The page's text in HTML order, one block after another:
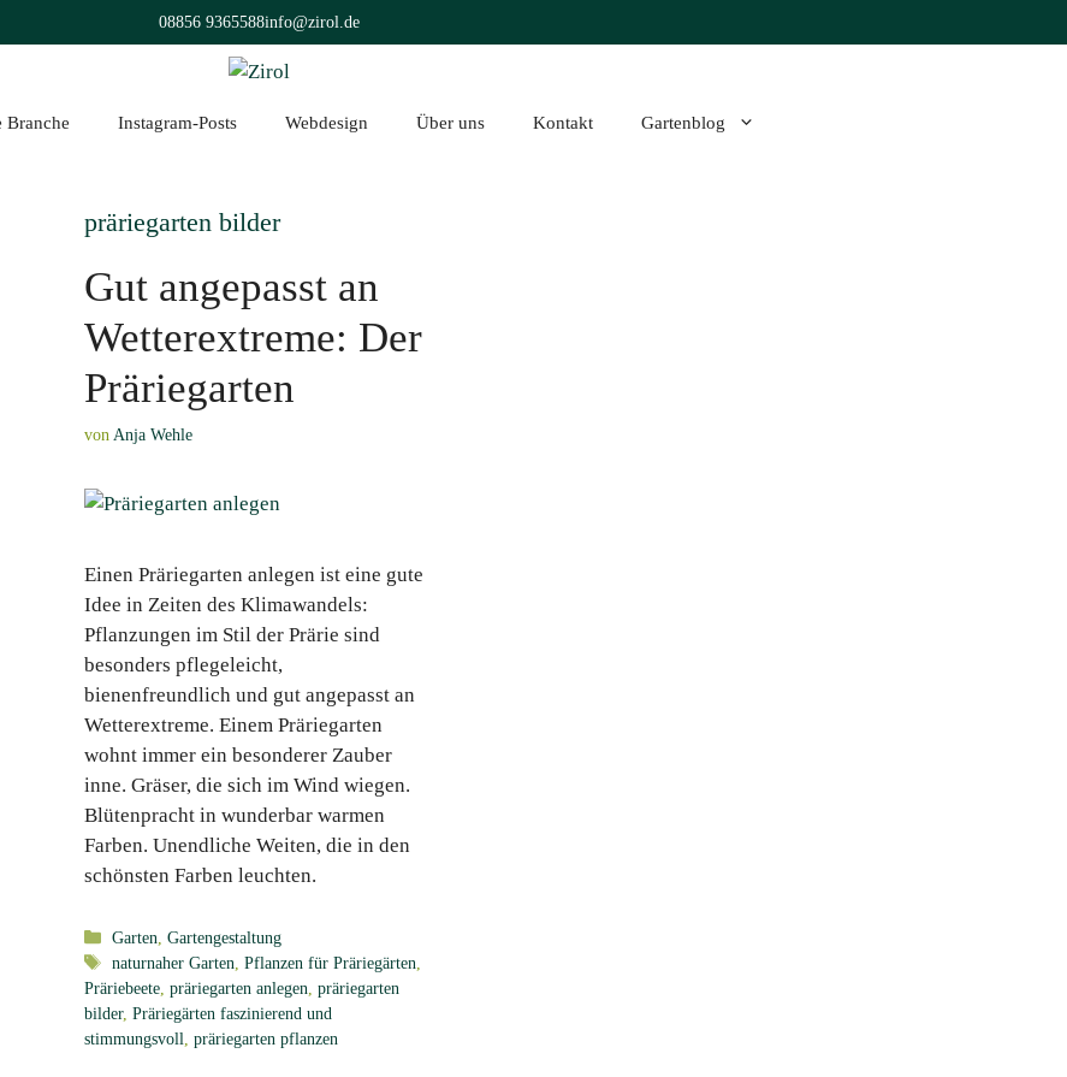
08856 9365588info@zirol.de
Branche Instagram-Posts Webdesign Über uns Kontakt Gartenblog
präriegarten bilder
Gut angepasst an
Wetterextreme: Der
Präriegarten
vonAnja Wehle
Einen Präriegarten anlegen ist eine gute
Idee in Zeiten des Klimawandels:
Pflanzungen im Stil der Prärie sind
besonders pflegeleicht,
bienenfreundlich und gut angepasst an
Wetterextreme. Einem Präriegarten
wohnt immer ein besonderer Zauber
inne. Gräser, die sich im Wind wiegen.
Blütenpracht in wunderbar warmen
Farben. Unendliche Weiten, die in den
schönsten Farben leuchten.
Kategorien
Garten ,Gartengestaltung
Schlagwörter
naturnaher Garten ,Pflanzen für Präriegärten
Präriebeete präriegarten anlegen präriegarten
bilder, Präriegärten faszinierend und
stimmungsvoll präriegarten pflanzen